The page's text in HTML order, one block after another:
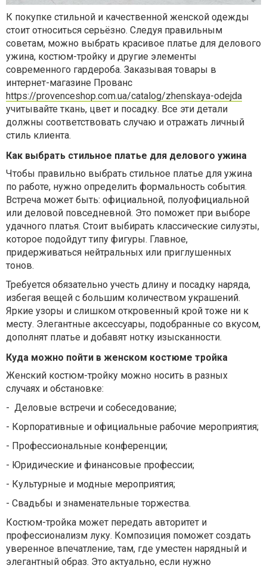
К покупке стильной и качественной женской одежды
стоит относиться серьёзно. Следуя правильным
советам, можно выбрать красивое платье для делового
ужина, костюм-тройку и другие элементы
современного гардероба. Заказывая товары в
интернет-магазине Прованс
https://provenceshop.com.ua/catalog/zhenskaya-odejda
учитывайте ткань, цвет и посадку. Все эти детали
должны соответствовать случаю и отражать личный
стиль клиента.
Как выбрать стильное платье для делового ужина
Чтобы правильно выбрать стильное платье для ужина
по работе, нужно определить формальность события.
Встреча может быть: официальной, полуофициальной
или деловой повседневной. Это поможет при выборе
удачного платья. Стоит выбирать классические силуэты,
которое подойдут типу фигуры. Главное,
придерживаться нейтральных или приглушенных
тонов.
Требуется обязательно учесть длину и посадку наряда,
избегая вещей с большим количеством украшений.
Яркие узоры и слишком откровенный крой тоже ни к
месту. Элегантные аксессуары, подобранные со вкусом,
дополнят платье и добавят нотку изысканности.
Куда можно пойти в женском костюме тройка
Женский костюм-тройку можно носить в разных
случаях и обстановке:
- Деловые встречи и собеседование;
- Корпоративные и официальные рабочие мероприятия;
- Профессиональные конференции;
- Юридические и финансовые профессии;
- Культурные и модные мероприятия;
- Свадьбы и знаменательные торжества.
Костюм-тройка может передать авторитет и
профессионализм луку. Композиция поможет создать
уверенное впечатление, там, где уместен нарядный и
элегантный образ. Это актуально, если нужно